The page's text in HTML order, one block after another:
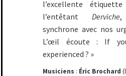
l’excellente
l’entêtantDerviche,
synchrone avec nos
L’œil écoute : If
experienced ? »
Musiciens : Éric Brochard